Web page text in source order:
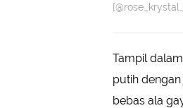
Tampil
putih
bebas ala